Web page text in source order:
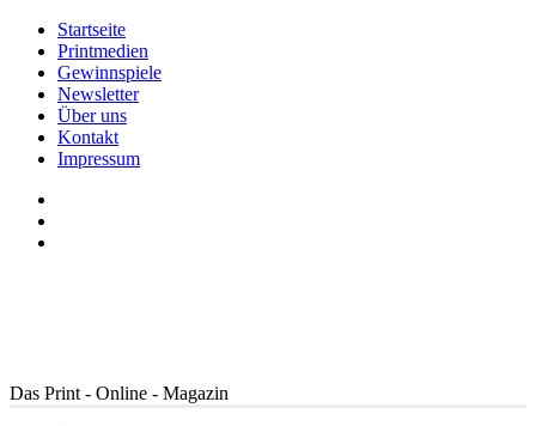
Startseite
Printmedien
Gewinnspiele
Newsletter
Über uns
Kontakt
Impressum
Das Print - Online - Magazin